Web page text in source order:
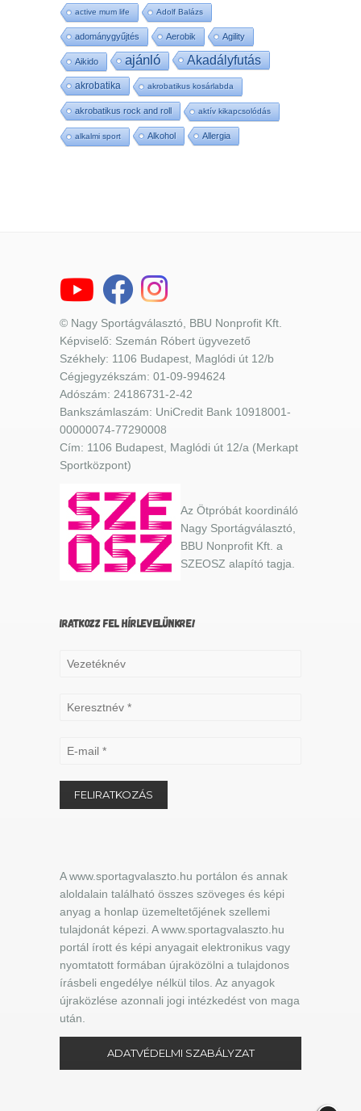
active mum life Adolf Balázs
adománygyűjtés Aerobik Agility
Aikido ajánló Akadályfutás
akrobatika akrobatikus kosárlabda
akrobatikus rock and roll aktív kikapcsolódás
alkalmi sport Alkohol Allergia
© Nagy Sportágválasztó, BBU Nonprofit Kft.
Képviselő: Szemán Róbert ügyvezető
Székhely: 1106 Budapest, Maglódi út 12/b
Cégjegyzékszám: 01-09-994624
Adószám: 24186731-2-42
Bankszámlaszám: UniCredit Bank 10918001-
00000074-77290008
Cím: 1106 Budapest, Maglódi út 12/a (Merkapt
Sportközpont)
Az Ötpróbát koordináló
Nagy Sportágválasztó,
BBU Nonprofit Kft. a
SZEOSZ alapító tagja.
IRATKOZZ FEL HÍRLEVELÜNKRE!
A www.sportagvalaszto.hu portálon és annak
aloldalain található összes szöveges és képi
anyag a honlap üzemeltetőjének szellemi
tulajdonát képezi. A www.sportagvalaszto.hu
portál írott és képi anyagait elektronikus vagy
nyomtatott formában újraközölni a tulajdonos
írásbeli engedélye nélkül tilos. Az anyagok
újraközlése azonnali jogi intézkedést von maga
után.
ADATVÉDELMI SZABÁLYZAT